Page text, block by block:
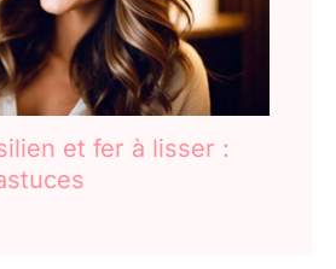
et fer à lisser :